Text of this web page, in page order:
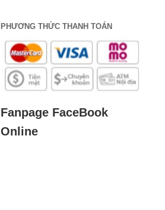
PHƯƠNG THỨC THANH TOÁN
Fanpage FaceBook
Online